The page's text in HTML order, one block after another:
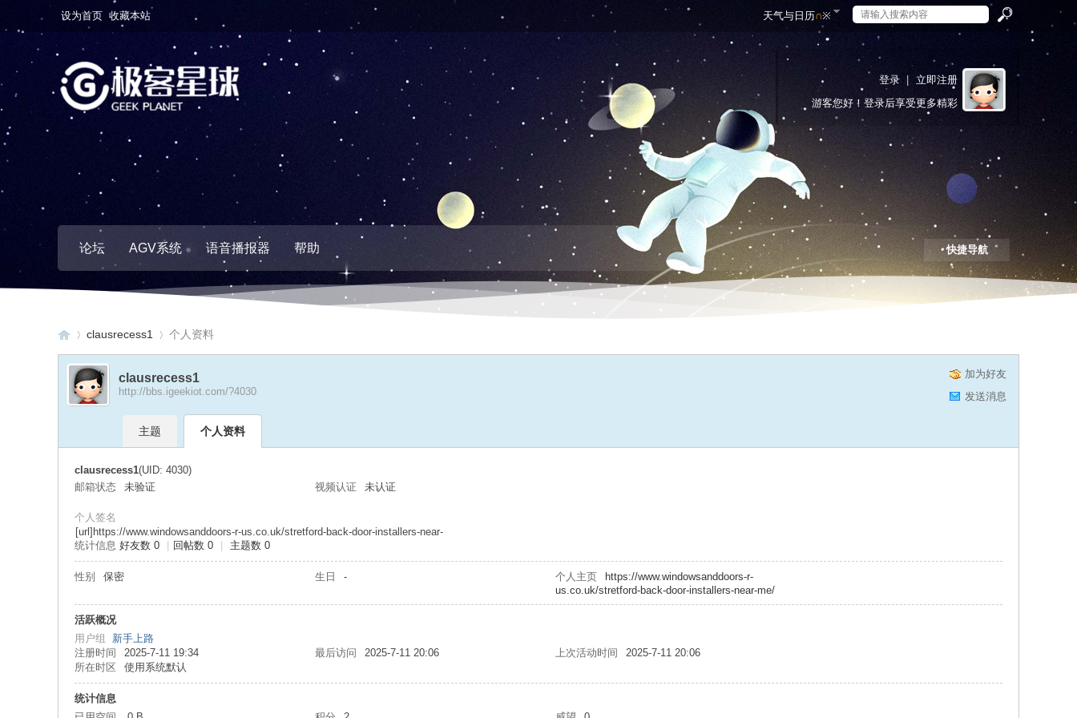
设为首页 收藏本站
索
天气与日历∩※
登录
立即注册
游客您好！登录后享受更多精彩
快捷导航
论坛 AGV系统 语音播报器 帮助
极›
clausrecess1 个人资料
加为好友
发送消息
clausrecess1
http://bbs.igeekiot.com/?4030
主题 个人资料
clausrecess1(UID: 4030)
邮箱状态
未验证 视频认证 未认证
个人签名
[url]https://www.windowsanddoors-r-us.co.uk/stretford-back-door-installers-near-
统计信息 好友数 0 回帖数 0 主题数 0
性别 保密 生日 - 个人主页
https://www.windowsanddoors-r-
us.co.uk/stretford-back-door-installers-near-me/
活跃概况
用户组 新手上路
注册时间
2025-7-11 19:34 最后访问 2025-7-11 20:06 上次活动时间
2025-7-11 20:06
所在时区
使用系统默认
统计信息